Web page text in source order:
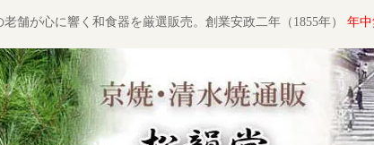
舗が心に響く和食器を厳選販売。創業安政二年（1855年） 年中